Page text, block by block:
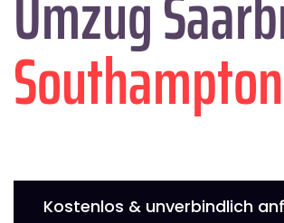
Southampton
Kostenlos & unverbindlich